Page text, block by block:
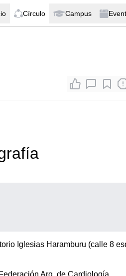
Círculo Campus
Iglesias Haramburu (calle 8
Arg. de Cardiología.